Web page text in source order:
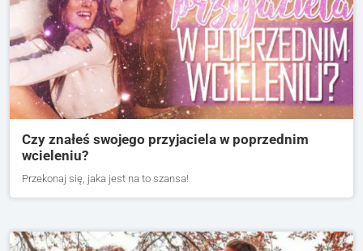
Czy znałeś swojego przyjaciela w poprzednim
wcieleniu?
Przekonaj się, jaka jest na to szansa!